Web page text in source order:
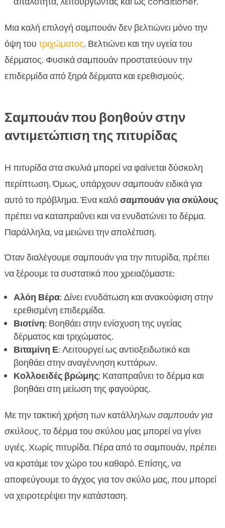
Μια καλή επιλογή σαμπουάν δεν βελτιώνει μόνο την
όψη του τριχώματος. Βελτιώνει και την υγεία του
δέρματος. Φυσικά σαμπουάν προστατεύουν την
επιδερμίδα από ξηρά δέρματα και ερεθισμούς.
Σαμπουάν που βοηθούν στην
αντιμετώπιση της πιτυρίδας
Η πιτυρίδα στα σκυλιά μπορεί να φαίνεται δύσκολη
περίπτωση. Όμως, υπάρχουν σαμπουάν ειδικά για
αυτό το πρόβλημα. Ένα καλόσαμπουάν για σκύλους
πρέπει να καταπραΰνει και να ενυδατώνει το δέρμα.
Παράλληλα, να μειώνει την απολέπιση.
Όταν διαλέγουμε σαμπουάν για την πιτυρίδα, πρέπει
να ξέρουμε τα συστατικά που χρειαζόμαστε:
Αλόη Βέρα: Δίνει ενυδάτωση και ανακούφιση στην
ερεθισμένη επιδερμίδα.
Βιοτίνη: Βοηθάει στην ενίσχυση της υγείας
δέρματος και τριχώματος.
Βιταμίνη Ε: Λειτουργεί ως αντιοξειδωτικό και
βοηθάει στην αναγέννηση κυττάρων.
Κολλοειδές βρώμης: Καταπραΰνει το δέρμα και
βοηθάει στη μείωση της φαγούρας.
Με την τακτική χρήση των κατάλληλωνσαμπουάν για
σκύλους, το δέρμα του σκύλου μας μπορεί να γίνει
υγιές. Χωρίς πιτυρίδα. Πέρα από το σαμπουάν, πρέπει
να κρατάμε τον χώρο του καθαρό. Επίσης, να
αποφεύγουμε το άγχος για τον σκύλο μας, που μπορεί
να χειροτερέψει την κατάσταση.